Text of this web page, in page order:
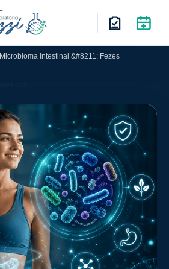
Microbioma Intestinal &#8211; Fezes